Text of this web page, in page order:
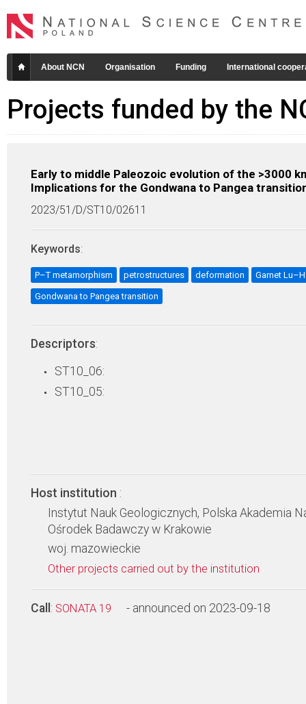
About NCN Organisation Funding International
Projects funded by the
Early to middle Paleozoic evolution of the >3000
Implications for the Gondwana to Pangea
2023/51/D/ST10/02611
Keywords:
P–T metamorphism petrostructures deformation Garnet
Gondwana to Pangea transition
Descriptors:
ST10_06:
ST10_05:
Host institution :
Instytut Nauk Geologicznych, Polska Akademia
Ośrodek Badawczy w Krakowie
woj. mazowieckie
Other projects carried out by the institution
Call : SONATA 19 - announced on 2023-09-18